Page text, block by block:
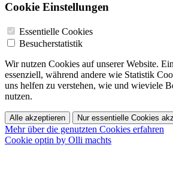
Cookie Einstellungen
Essentielle Cookies
Besucherstatistik
Wir nutzen Cookies auf unserer Website.
essenziell, während andere wie Statistik
uns helfen zu verstehen, wie und wieviele
nutzen.
Alle akzeptieren Nur essentielle Cookies
Mehr über die genutzten Cookies erfahren
Cookie optin by Olli machts